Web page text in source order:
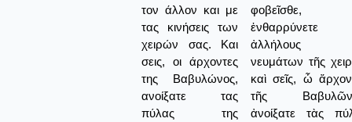
τον άλλον και με
τας κινήσεις των
χειρών σας. Και
σεις, οι άρχοντες
της Βαβυλώνος,
ανοίξατε τας
πύλας της
φοβεῖσθε,
ἐνθαρρύνετε
ἀλλήλους
νευμάτων τῆς
καὶ σεῖς, ὦ
τῆς
ἀνοίξατε τὰς